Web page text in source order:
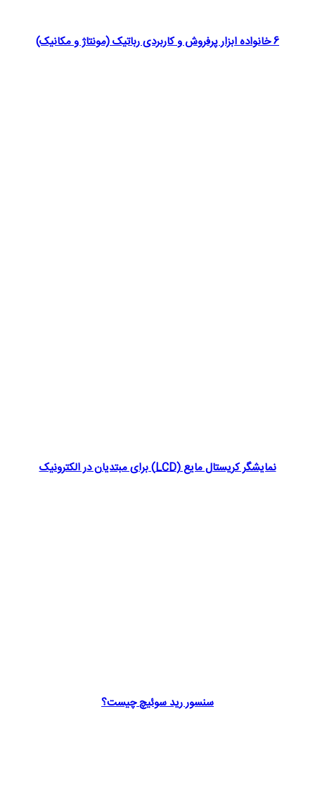
6 خانواده ابزار پرفروش و کاربردی رباتیک (مونتاژ و مکانیک)
نمایشگر کریستال مایع (LCD) برای مبتدیان در الکترونیک
سنسور رید سوئیچ چیست؟